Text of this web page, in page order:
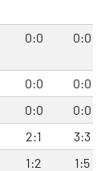
0:0 0:0
0:0
0:0
0:0
0:0
2:1
3:3
1:2 1:5